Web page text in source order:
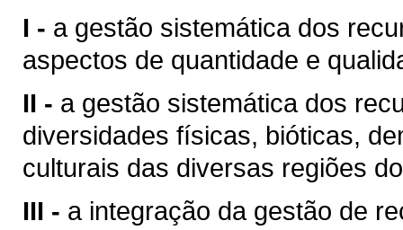
I - a gestão sistemática dos
aspectos de quantidade e
II - a gestão sistemática dos
diversidades físicas, bióticas,
culturais das diversas regiões
III - a integração da gestão de